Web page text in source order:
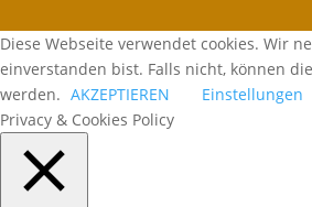
Diese Webseite verwendet cookies. Wir
einverstanden bist. Falls nicht, können
werden. AKZEPTIEREN
Einstellungen
Privacy & Cookies Policy